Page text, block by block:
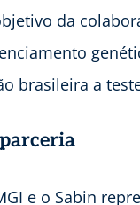
da
brasileira a
e o Sabin